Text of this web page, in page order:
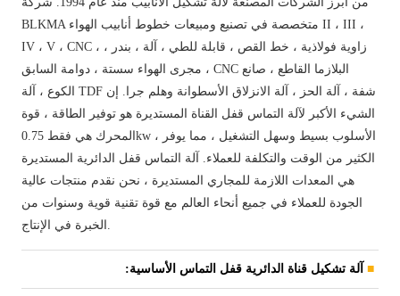
BLKMA متخصصة في تصنيع ومبيعات خطوط أنابيب الهواء II ، III ،
IV ، V ، CNC ، زاوية فولاذية ، خط القص ، قابلة للطي ، آلة ، بندر ،
مجرى الهواء سستة ، دوامة السابق ، CNC البلازما القاطع ، صانع
الكوع ، آلة TDF شفة ، آلة الحز ، آلة الانزلاق الأسطوانة وهلم جرا. إن
الشيء الأكبر لآلة التماس قفل القناة المستديرة هو توفير الطاقة ، قوة
المحرك هي فقط 0.75kw ، الأسلوب بسيط وسهل التشغيل ، مما يوفر
الكثير من الوقت والتكلفة للعملاء. آلة التماس قفل الدائرية المستديرة
هي المعدات اللازمة للمجاري المستديرة ، نحن نقدم منتجات عالية
الجودة للعملاء في جميع أنحاء العالم مع قوة تقنية قوية وسنوات من
الخبرة في الإنتاج.
آلة تشكيل قناة الدائرية قفل التماس الأساسية: